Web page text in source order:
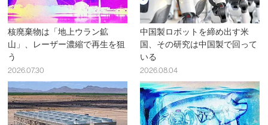
核廃棄物は「地上ウラン鉱
山」、レーザー濃縮で再生を狙
う
2026.07.30
中国製ロボットを締め出す米
国、その研究は中国製で回って
いる
2026.08.04